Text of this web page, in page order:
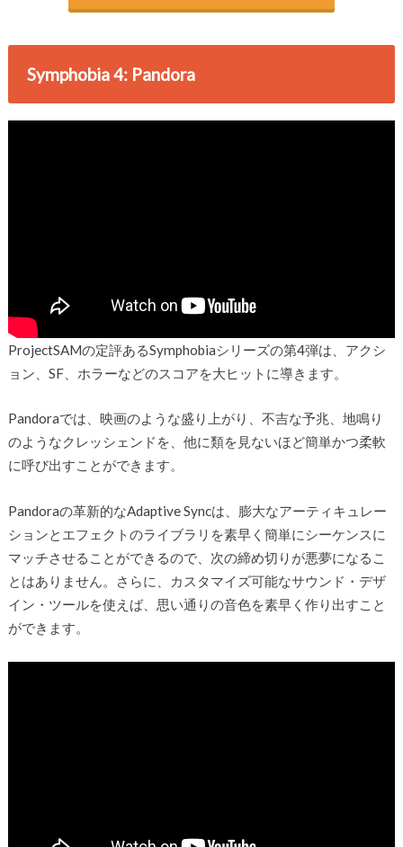
Symphobia 4: Pandora
ProjectSAMの定評あるSymphobiaシリーズの第4弾は、アクシ
ョン、SF、ホラーなどのスコアを大ヒットに導きます。
Pandoraでは、映画のような盛り上がり、不吉な予兆、地鳴り
のようなクレッシェンドを、他に類を見ないほど簡単かつ柔軟
に呼び出すことができます。
Pandoraの革新的なAdaptive Syncは、膨大なアーティキュレー
ションとエフェクトのライブラリを素早く簡単にシーケンスに
マッチさせることができるので、次の締め切りが悪夢になるこ
とはありません。さらに、カスタマイズ可能なサウンド・デザ
イン・ツールを使えば、思い通りの音色を素早く作り出すこと
ができます。